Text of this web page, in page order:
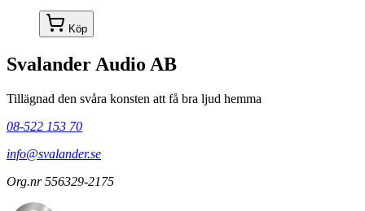
Köp
Svalander Audio AB
Tillägnad den svåra konsten att få bra ljud hemma
08-522 153 70
info@svalander.se
Org.nr 556329-2175